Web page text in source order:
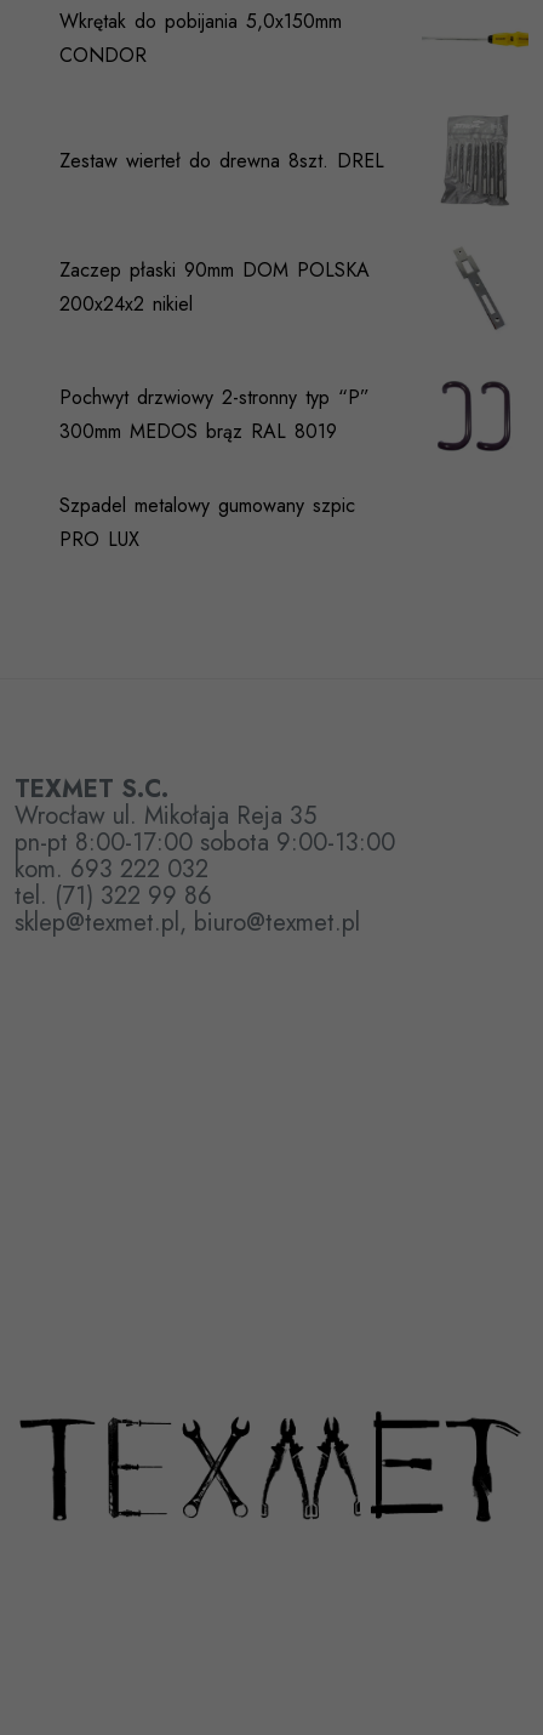
Wkrętak do pobijania 5,0x150mm
CONDOR
Zestaw wierteł do drewna 8szt. DREL
Zaczep płaski 90mm DOM POLSKA
200x24x2 nikiel
Pochwyt drzwiowy 2-stronny typ “P”
300mm MEDOS brąz RAL 8019
Szpadel metalowy gumowany szpic
PRO LUX
TEXMET S.C.
Wrocław ul. Mikołaja Reja 35
pn-pt 8:00-17:00 sobota 9:00-13:00
kom. 693 222 032
tel. (71) 322 99 86
sklep@texmet.pl, biuro@texmet.pl